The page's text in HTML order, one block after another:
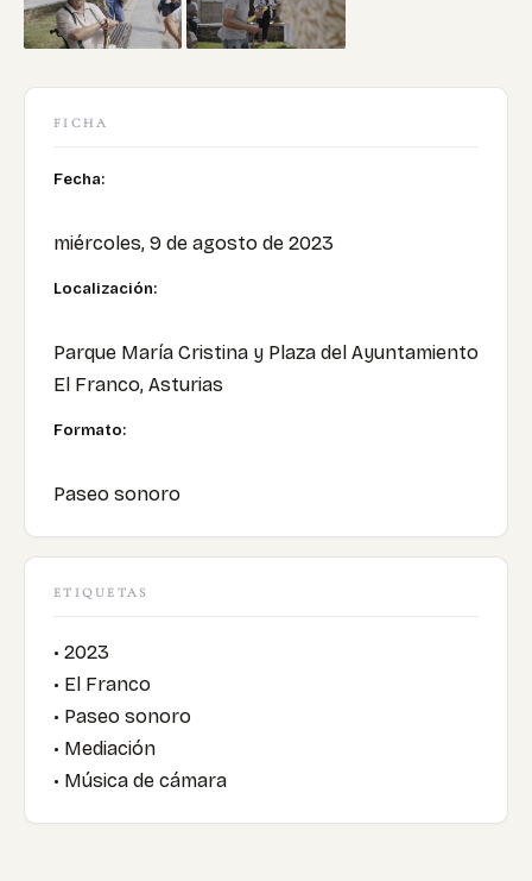
FICHA
Fecha:
miércoles, 9 de agosto de 2023
Localización:
Parque María Cristina y Plaza del Ayuntamiento
El Franco, Asturias
Formato:
Paseo sonoro
ETIQUETAS
• 2023
• El Franco
• Paseo sonoro
• Mediación
• Música de cámara